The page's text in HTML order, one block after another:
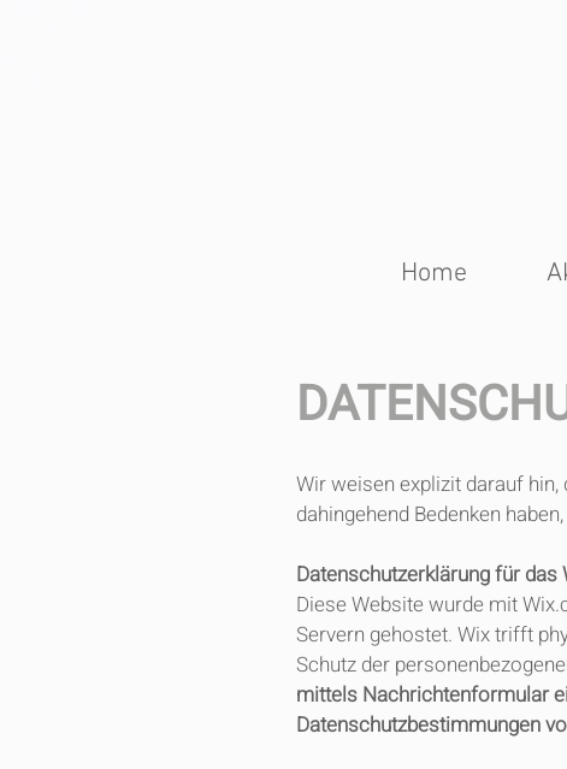
Home
Wir weisen explizit darauf
dahingehend Bedenken
Datenschutzerklärung für
Diese Website wurde mit
Servern gehostet. Wix trifft
Schutz der
mittels Nachrichtenformular
Datenschutzbestimmungen